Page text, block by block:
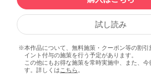
試し読み
本作品について、無料施策・クーポン等の割
イント付与の施策を行う予定があります。
この他にもお得な施策を常時実施中、また、
す。詳しくはこちら 。